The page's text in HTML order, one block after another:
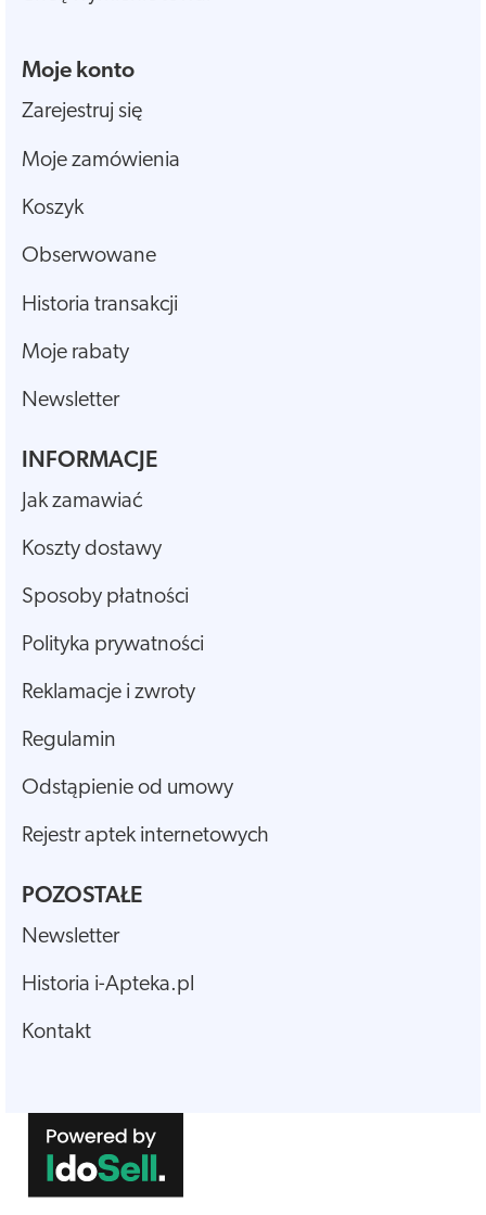
Moje konto
Zarejestruj się
Moje zamówienia
Koszyk
Obserwowane
Historia transakcji
Moje rabaty
Newsletter
INFORMACJE
Jak zamawiać
Koszty dostawy
Sposoby płatności
Polityka prywatności
Reklamacje i zwroty
Regulamin
Odstąpienie od umowy
Rejestr aptek internetowych
POZOSTAŁE
Newsletter
Historia i-Apteka.pl
Kontakt